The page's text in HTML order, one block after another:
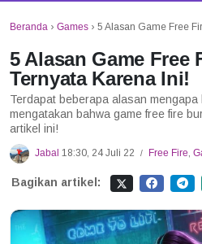
Beranda › Games › 5 Alasan Game Free
5 Alasan Game Free
Ternyata Karena Ini!
Terdapat beberapa alasan
mengatakan bahwa game free fire
artikel ini!
Jabal 18:30, 24 Juli 22 / Free Fire,
Bagikan artikel: